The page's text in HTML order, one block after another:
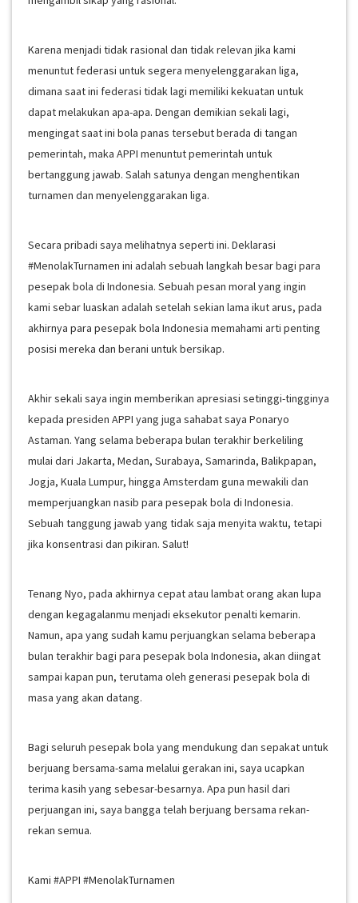
Karena menjadi tidak rasional dan tidak relevan jika kami
menuntut federasi untuk segera menyelenggarakan liga,
dimana saat ini federasi tidak lagi memiliki kekuatan untuk
dapat melakukan apa-apa. Dengan demikian sekali lagi,
mengingat saat ini bola panas tersebut berada di tangan
pemerintah, maka APPI menuntut pemerintah untuk
bertanggung jawab. Salah satunya dengan menghentikan
turnamen dan menyelenggarakan liga.
Secara pribadi saya melihatnya seperti ini. Deklarasi
#MenolakTurnamen ini adalah sebuah langkah besar bagi para
pesepak bola di Indonesia. Sebuah pesan moral yang ingin
kami sebar luaskan adalah setelah sekian lama ikut arus, pada
akhirnya para pesepak bola Indonesia memahami arti penting
posisi mereka dan berani untuk bersikap.
Akhir sekali saya ingin memberikan apresiasi setinggi-tingginya
kepada presiden APPI yang juga sahabat saya Ponaryo
Astaman. Yang selama beberapa bulan terakhir berkeliling
mulai dari Jakarta, Medan, Surabaya, Samarinda, Balikpapan,
Jogja, Kuala Lumpur, hingga Amsterdam guna mewakili dan
memperjuangkan nasib para pesepak bola di Indonesia.
Sebuah tanggung jawab yang tidak saja menyita waktu, tetapi
jika konsentrasi dan pikiran. Salut!
Tenang Nyo, pada akhirnya cepat atau lambat orang akan lupa
dengan kegagalanmu menjadi eksekutor penalti kemarin.
Namun, apa yang sudah kamu perjuangkan selama beberapa
bulan terakhir bagi para pesepak bola Indonesia, akan diingat
sampai kapan pun, terutama oleh generasi pesepak bola di
masa yang akan datang.
Bagi seluruh pesepak bola yang mendukung dan sepakat untuk
berjuang bersama-sama melalui gerakan ini, saya ucapkan
terima kasih yang sebesar-besarnya. Apa pun hasil dari
perjuangan ini, saya bangga telah berjuang bersama rekan-
rekan semua.
Kami #APPI #MenolakTurnamen